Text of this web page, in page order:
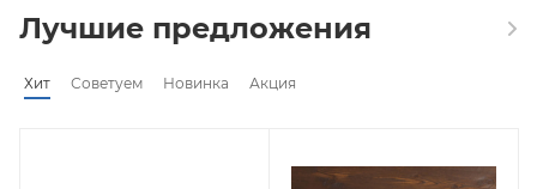
Лучшие предложения
Хит Советуем Новинка Акция